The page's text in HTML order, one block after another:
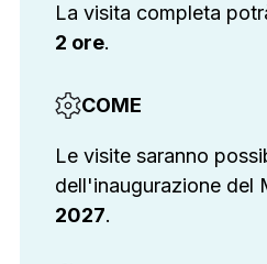
La visita completa
2 ore.
COME
Le visite saranno
dell'inaugurazione del
2027.